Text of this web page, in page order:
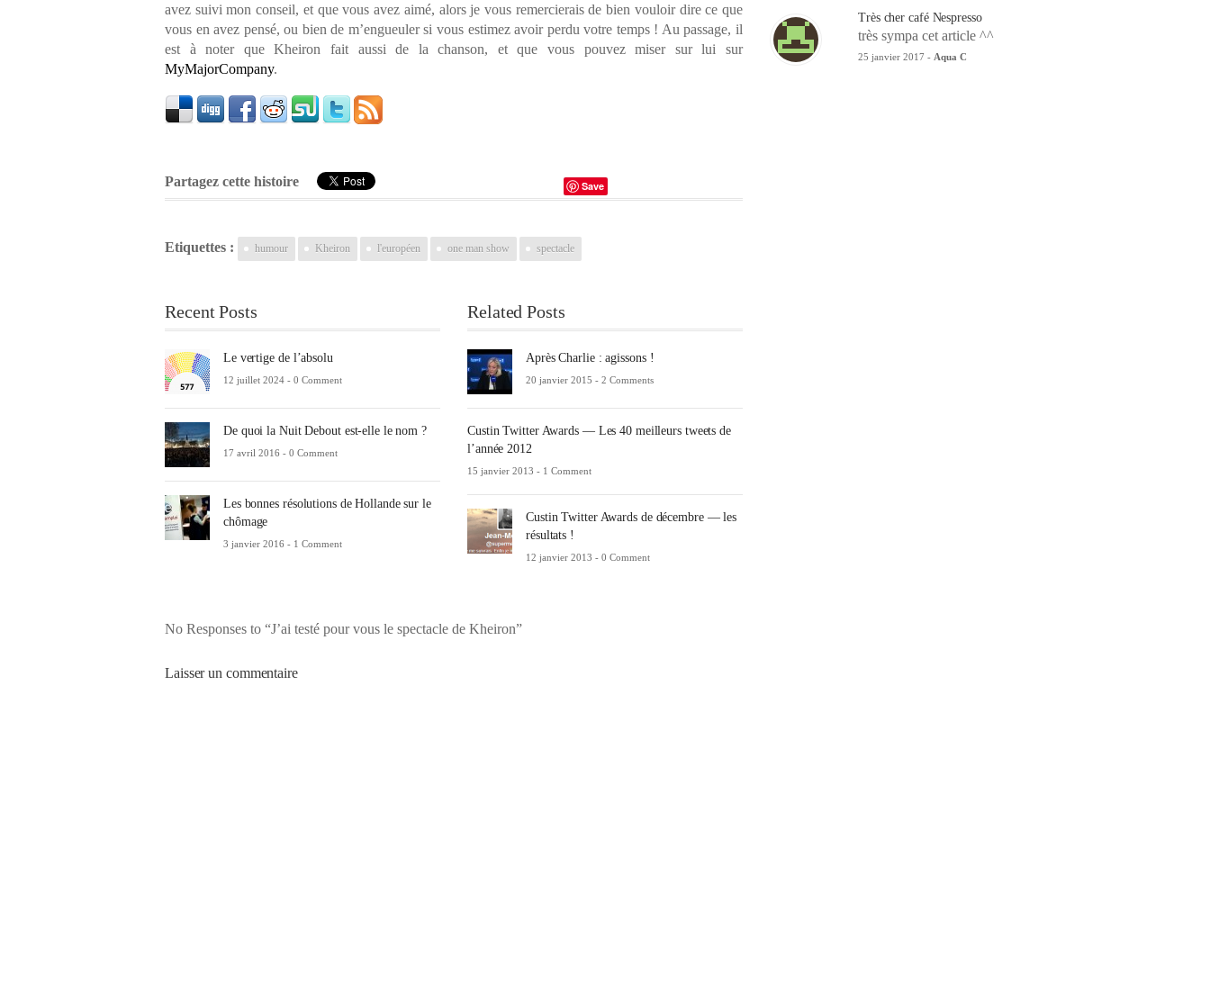
avez suivi mon conseil, et que vous avez aimé, alors je vous remercierais de bien vouloir dire ce que
vous en avez pensé, ou bien de m’engueuler si vous estimez avoir perdu votre temps ! Au passage, il
est à noter que Kheiron fait aussi de la chanson, et que vous pouvez miser sur lui sur
MyMajorCompany.
Partagez cette histoire Save
Etiquettes : humour Kheiron l'européen one man show spectacle
Recent Posts
Le vertige de l’absolu
12 juillet 2024 - 0 Comment
De quoi la Nuit Debout est-elle le nom ?
17 avril 2016 - 0 Comment
Les bonnes résolutions de Hollande sur le
chômage
3 janvier 2016 - 1 Comment
Related Posts
Après Charlie : agissons !
20 janvier 2015 - 2 Comments
Custin Twitter Awards — Les 40 meilleurs tweets de
l’année 2012
15 janvier 2013 - 1 Comment
Custin Twitter Awards de décembre — les
résultats !
12 janvier 2013 - 0 Comment
No Responses to “J’ai testé pour vous le spectacle de Kheiron”
Laisser un commentaire
Très cher café Nespresso
très sympa cet article ^^
25 janvier 2017 - Aqua C